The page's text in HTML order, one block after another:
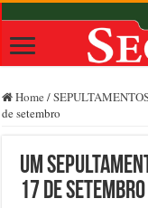
Home /
de setembro
Um
17 de setembro